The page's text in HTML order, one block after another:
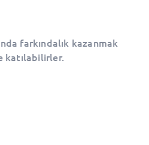
farkındalık kazanmak
katılabilirler.